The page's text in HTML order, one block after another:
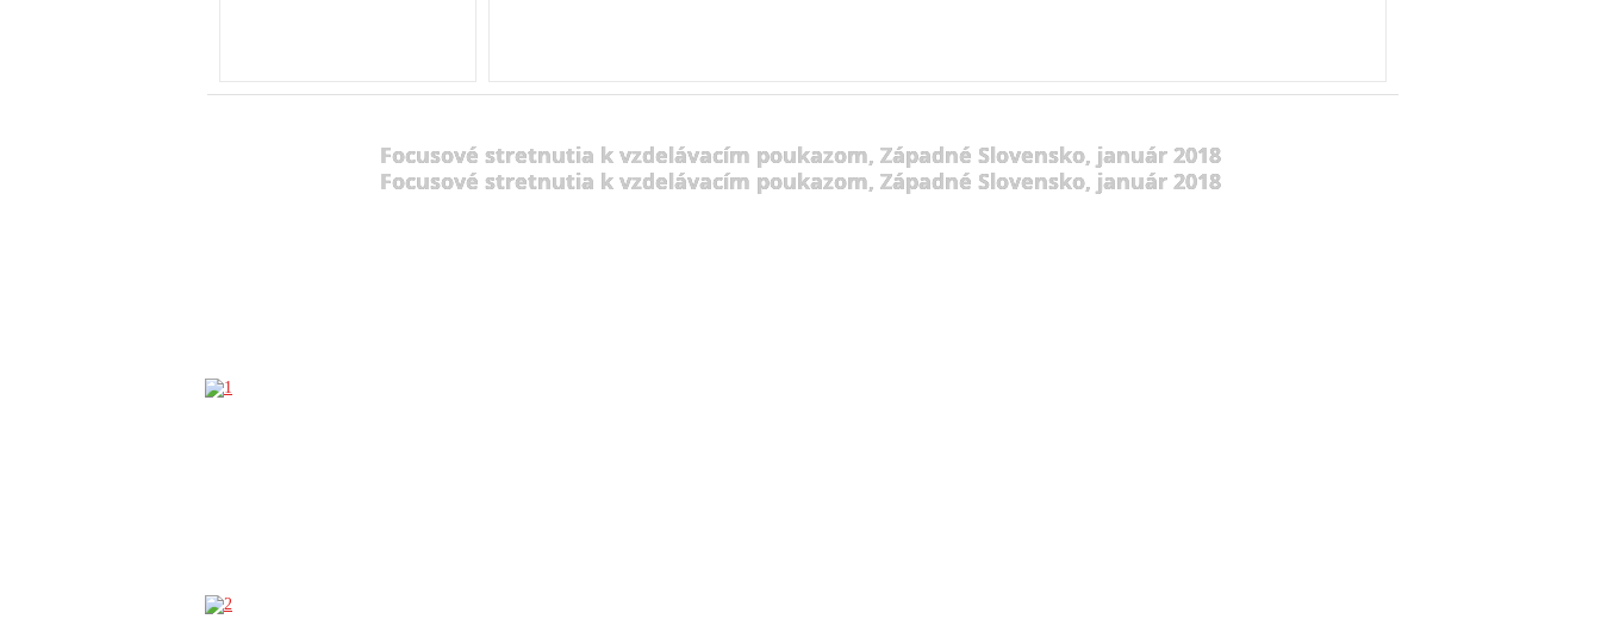
Focusové stretnutia k vzdelávacím poukazom, Západné Slovensko, január 2018
Focusové stretnutia k vzdelávacím poukazom, Západné Slovensko, január 2018